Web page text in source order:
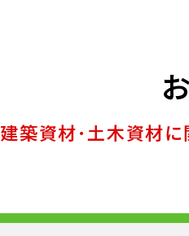
建築資材･土木資材